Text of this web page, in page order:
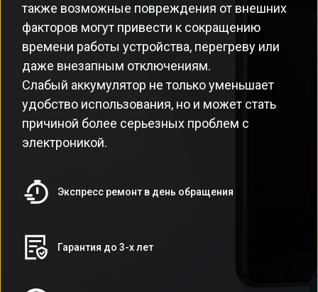
также возможные повреждения от внешних
факторов могут привести к сокращению
времени работы устройства, перегреву или
даже внезапным отключениям.
Слабый аккумулятор не только уменьшает
удобство использования, но и может стать
причиной более серьезных проблем с
электроникой.
Экспресс ремонт в день обращения
Гарантия до 3-х лет